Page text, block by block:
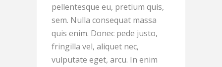
pellentesque eu, pretium quis,
sem. Nulla consequat massa
quis enim. Donec pede justo,
fringilla vel, aliquet nec,
vulputate eget, arcu. In enim